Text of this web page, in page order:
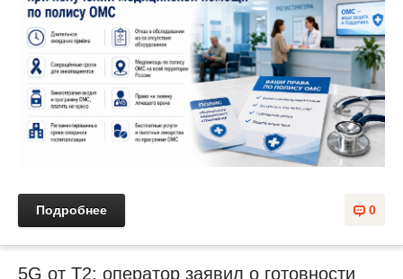
0
Подробнее
5G от Т2: оператор заявил о готовности